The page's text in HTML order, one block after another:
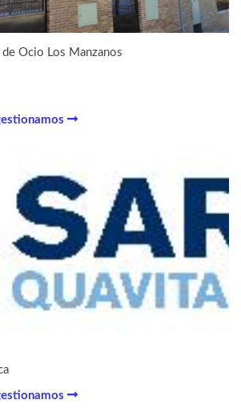
Ocio Los Manzanos